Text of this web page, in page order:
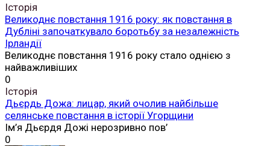
Історія
Великоднє повстання 1916 року: як повстання в
Дубліні започаткувало боротьбу за незалежність
Ірландії
Великоднє повстання 1916 року стало однією з
найважливіших
0
Історія
Дьєрдь Дожа: лицар, який очолив найбільше
селянське повстання в історії Угорщини
Ім’я Дьєрдя Дожі нерозривно пов’
0